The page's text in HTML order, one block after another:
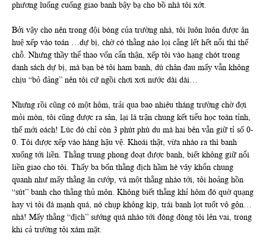
phương luống cuống giao banh bậy bạ cho bồ nhà tôi xớt.
Bởi vậy cho nên trong đội bóng của trường nhà, tôi luôn luôn được ân
huệ xếp vào toán …dự bị, chờ có thằng nào lọi cẳng lết hết nổi thì thế
chỗ. Nhưng thầy thể thao vốn cẩn thận, xếp tôi vào hạng chót trong
danh sách dự bị, mà bạn bè tôi ham banh, dù chân đau mấy vẫn không
chịu “bỏ đảng” nên tôi cứ ngồi chơi xơi nước dài dài…
Nhưng rồi cũng có một hôm, trải qua bao nhiêu tháng trường chờ đợi
mỏi mòn, tôi cũng được ra sân, lại là trận chung kết tiểu học toàn tỉnh,
thế mới oách! Lúc đó chỉ còn 3 phút phù du mà hai bên vẫn giữ tỉ số 0-
0. Tôi được xếp vào hàng hậu vệ. Khoái thật, vừa nhào ra thì banh
xuống tới liền. Thằng trung phong đoạt được banh, biết không giữ nổi
liền giao cho tôi. Thấy ba bốn thằng địch hầm hè vây khổn chung
quanh như mấy thằng ăn cướp, và một thằng nhào tới, tôi hoảng hồn
“sút” banh cho thằng thủ môn. Không biết thằng khỉ hôm đó quờ quạng
hay vì tôi đá mạnh quá, nó chụp không kịp, trái banh lọt tuốt vô gôn…
nhà! Mấy thằng “địch” sướng quá nhào tới đòng đòng tôi lên vai, trong
khi cả trường tôi xám mặt.